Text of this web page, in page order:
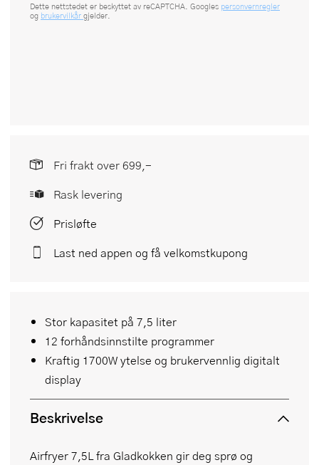
Dette nettstedet er beskyttet av reCAPTCHA. Googles personvernregler
og brukervilkår gjelder.
Stor kapasitet på 7,5 liter
12 forhåndsinnstilte programmer
Kraftig 1700W ytelse og brukervennlig digitalt
display
Beskrivelse
Airfryer 7,5L fra Gladkokken gir deg sprø og
Fri frakt over 699,-
Rask levering
Prisløfte
Last ned appen og få velkomstkupong